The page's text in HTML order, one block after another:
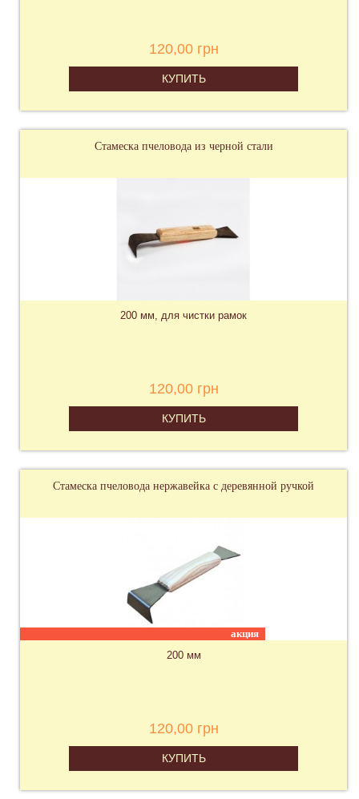
120,00 грн
КУПИТЬ
Стамеска пчеловода из черной стали
200 мм, для чистки рамок
120,00 грн
КУПИТЬ
Стамеска пчеловода нержавейка с деревянной ручкой
акция
200 мм
120,00 грн
КУПИТЬ